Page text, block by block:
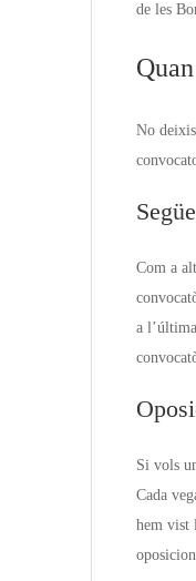
de les
No
Com a
a
Si vols
Cada
hem vist